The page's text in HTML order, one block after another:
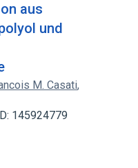
aus
und
M. Casati,
145924779